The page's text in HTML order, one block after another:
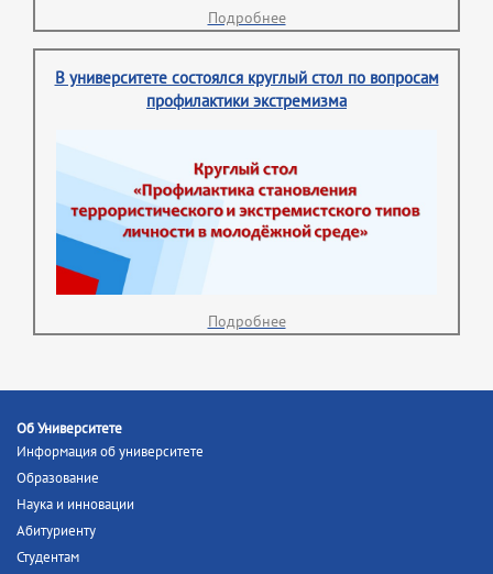
Подробнее
В университете состоялся круглый стол по вопросам
профилактики экстремизма
Подробнее
Об Университете
Информация об университете
Образование
Наука и инновации
Абитуриенту
Студентам